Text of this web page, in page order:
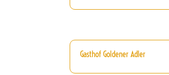
Gasthof Goldener Adler